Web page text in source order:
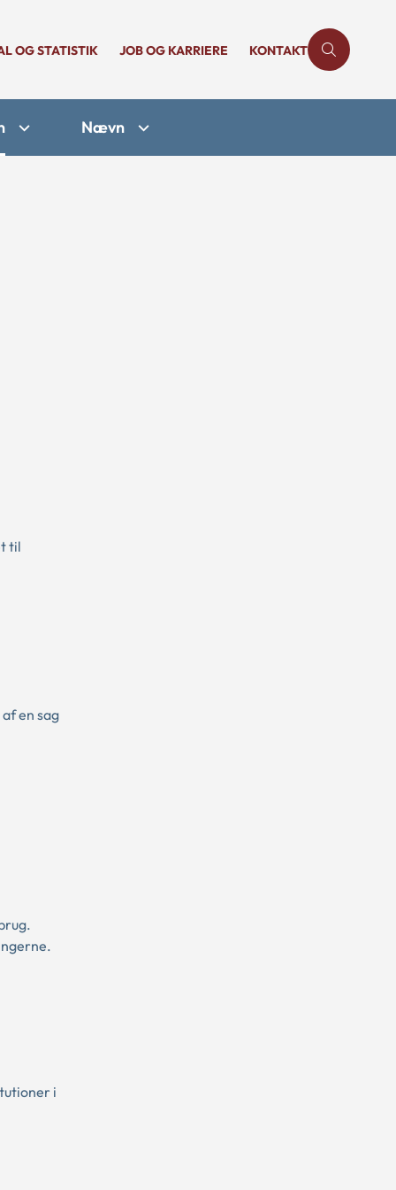
OG STATISTIK JOB OG KARRIERE KONTAKT
Nævn
til
en sag
i